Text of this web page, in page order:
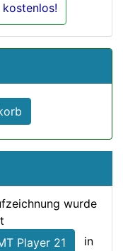
wurde
Player 21
in